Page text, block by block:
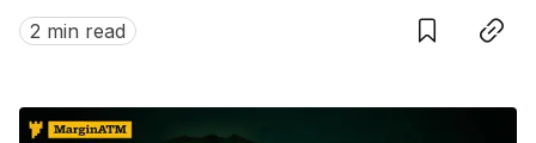
này?
2 min read